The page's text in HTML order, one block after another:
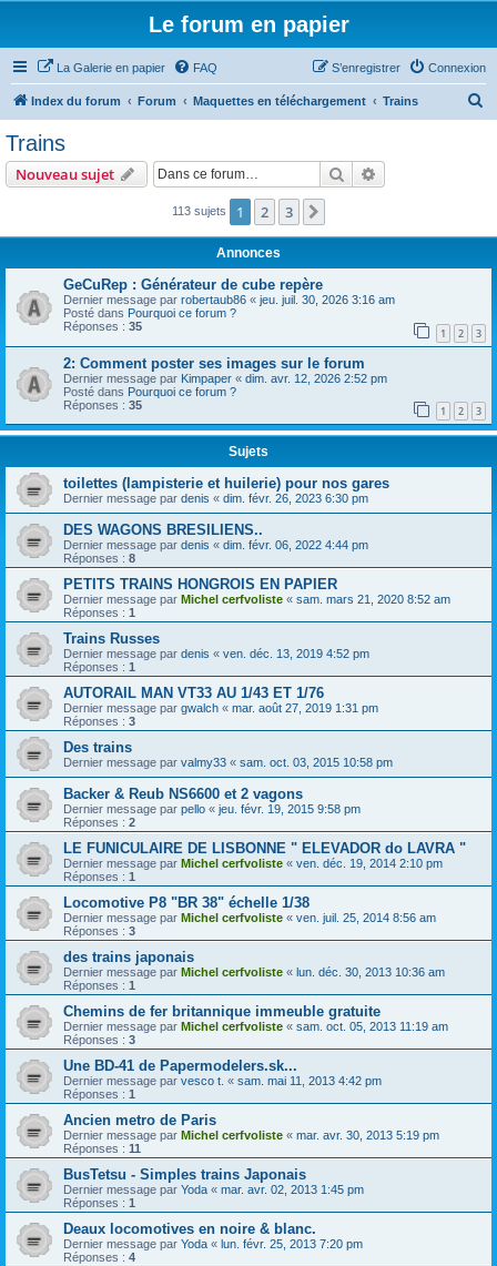
Le forum en papier
La Galerie en papier FAQ Connexion
S’enregistrer
Index du forum Forum Maquettes en téléchargement Trains
r
Trains
Nouveau sujet Rechercher
113 sujets 1 2 3
Annonces
GeCuRep : Générateur de cube repère
Dernier message par robertaub86 « jeu. juil. 30, 2026 3:16 am
Posté dans Pourquoi ce forum ?
Réponses : 35 1 2 3
2: Comment poster ses images sur le forum
Dernier message par Kimpaper « dim. avr. 12, 2026 2:52 pm
Posté dans Pourquoi ce forum ?
Réponses : 35 1 2 3
Sujets
toilettes (lampisterie et huilerie) pour nos gares
Dernier message par denis « dim. févr. 26, 2023 6:30 pm
DES WAGONS BRESILIENS..
Dernier message par denis « dim. févr. 06, 2022 4:44 pm
Réponses : 8
PETITS TRAINS HONGROIS EN PAPIER
Dernier message par Michel cerfvoliste « sam. mars 21, 2020 8:52 am
Réponses : 1
Trains Russes
Dernier message par denis « ven. déc. 13, 2019 4:52 pm
Réponses : 1
AUTORAIL MAN VT33 AU 1/43 ET 1/76
Dernier message par gwalch « mar. août 27, 2019 1:31 pm
Réponses : 3
Des trains
Dernier message par valmy33 « sam. oct. 03, 2015 10:58 pm
Backer & Reub NS6600 et 2 vagons
Dernier message par pello « jeu. févr. 19, 2015 9:58 pm
Réponses : 2
LE FUNICULAIRE DE LISBONNE " ELEVADOR do LAVRA "
Dernier message par Michel cerfvoliste « ven. déc. 19, 2014 2:10 pm
Réponses : 1
Locomotive P8 "BR 38" échelle 1/38
Dernier message par Michel cerfvoliste « ven. juil. 25, 2014 8:56 am
Réponses : 3
des trains japonais
Dernier message par Michel cerfvoliste « lun. déc. 30, 2013 10:36 am
Réponses : 1
Chemins de fer britannique immeuble gratuite
Dernier message par Michel cerfvoliste « sam. oct. 05, 2013 11:19 am
Réponses : 3
Une BD-41 de Papermodelers.sk...
Dernier message par vesco t. « sam. mai 11, 2013 4:42 pm
Réponses : 1
Ancien metro de Paris
Dernier message par Michel cerfvoliste « mar. avr. 30, 2013 5:19 pm
Réponses : 11
BusTetsu - Simples trains Japonais
Dernier message par Yoda « mar. avr. 02, 2013 1:45 pm
Réponses : 1
Deaux locomotives en noire & blanc.
Dernier message par Yoda « lun. févr. 25, 2013 7:20 pm
Réponses : 4